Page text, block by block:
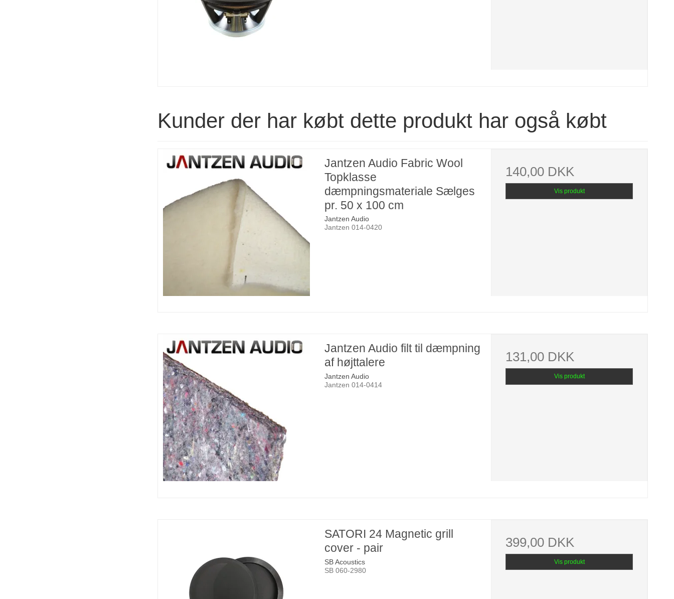
Kunder der har købt dette produkt har også købt
Jantzen Audio Fabric Wool
Topklasse
dæmpningsmateriale Sælges
pr. 50 x 100 cm
Jantzen Audio
Jantzen 014-0420
140,00 DKK
Vis produkt
Jantzen Audio filt til dæmpning
af højttalere
Jantzen Audio
Jantzen 014-0414
131,00 DKK
Vis produkt
SATORI 24 Magnetic grill
cover - pair
SB Acoustics
SB 060-2980
399,00 DKK
Vis produkt